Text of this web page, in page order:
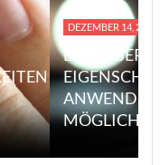
DEZEMBER 14, 2023
EINE
MÖGLICHE